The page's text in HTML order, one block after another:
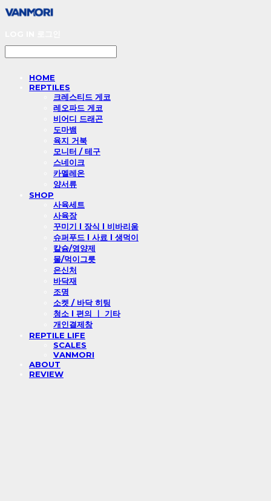
HOME
REPTILES
크레스티드 게코
레오파드 게코
비어디 드래곤
도마뱀
육지 거북
모니터 / 테구
스네이크
카멜레온
양서류
SHOP
사육세트
사육장
꾸미기 l 장식 l 비바리움
슈퍼푸드 l 사료 l 생먹이
칼슘/영양제
물/먹이그릇
은신처
바닥재
조명
소켓 / 바닥 히팅
청소 l 편의 ㅣ 기타
개인결제창
REPTILE LIFE
SCALES
VANMORI
ABOUT
REVIEW